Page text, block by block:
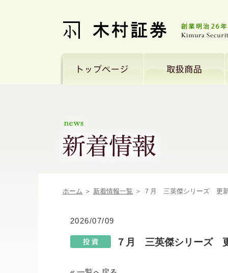
ホーム ＞ 新着情報一覧 ＞ ７月 三英傑シリーズ 更
2026/07/09
７月 三英傑シリーズ